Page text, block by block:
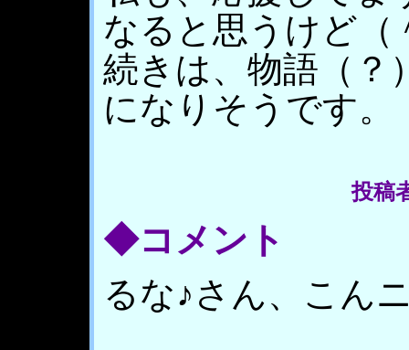
なると思うけど（
続きは、物語（？
になりそうです。
投稿
◆コメント
るな♪さん、こん